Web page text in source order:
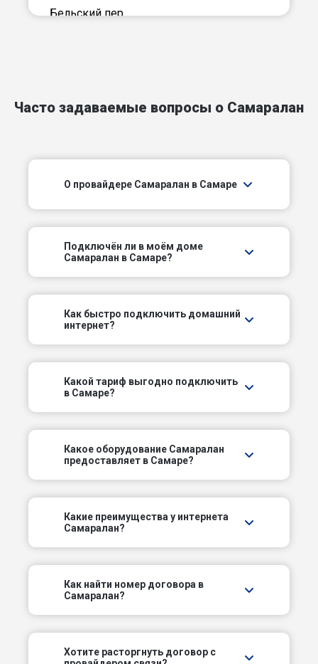
Бельский пер
Больничный проезд
Брусчатый пер
Буянский пер
Виражный пер
Внутренний проезд
Водников пер
Волжский пер
Волжский пр-кт
Волжское шоссе
Воркутинский пер
Гаражный проезд
Часто задаваемые вопросы о Самаралан
О провайдере Самаралан в Самаре
Подключëн ли в моём доме
Самаралан в Самаре?
Как быстро подключить домашний
интернет?
Какой тариф выгодно подключить
в Самаре?
Какое оборудование Самаралан
предоставляет в Самаре?
Какие преимущества у интернета
Самаралан?
Как найти номер договора в
Самаралан?
Хотите расторгнуть договор с